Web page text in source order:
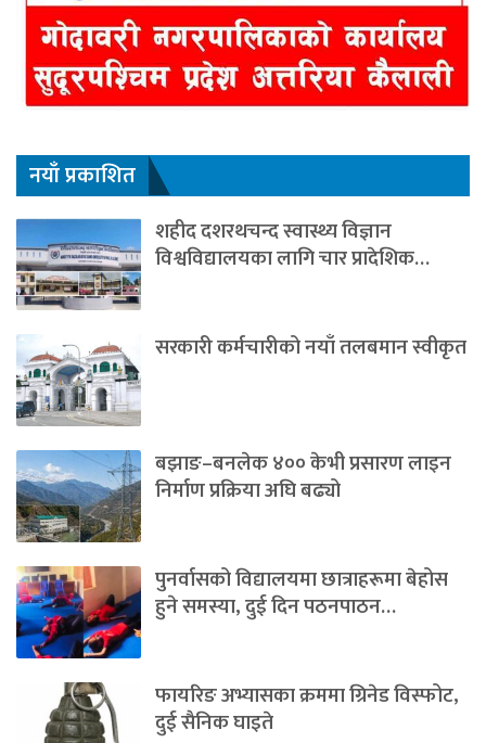
नयाँ प्रकाशित
शहीद दशरथचन्द स्वास्थ्य विज्ञान
विश्वविद्यालयका लागि चार प्रादेशिक…
सरकारी कर्मचारीको नयाँ तलबमान स्वीकृत
बझाङ–बनलेक ४०० केभी प्रसारण लाइन
निर्माण प्रक्रिया अघि बढ्यो
पुनर्वासको विद्यालयमा छात्राहरूमा बेहोस
हुने समस्या, दुई दिन पठनपाठन…
फायरिङ अभ्यासका क्रममा ग्रिनेड विस्फोट,
दुई सैनिक घाइते